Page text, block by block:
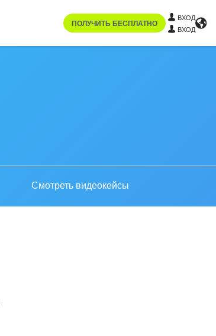
ПОЛУЧИТЬ БЕСПЛАТНО
ВХОД
ВХОД
Смотреть видеокейсы